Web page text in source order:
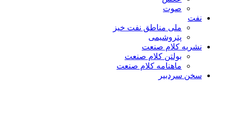
صوت
نفت
ملی مناطق نفت خیز
پتروشیمی
نشریه کلام صنعت
بولتن کلام صنعت
ماهنامه کلام صنعت
سخن سردبیر